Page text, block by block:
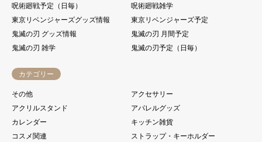
呪術廻戦予定（日毎）
呪術廻戦雑学
東京リベンジャーズグッズ情報
東京リベンジャーズ予定
鬼滅の刃 グッズ情報
鬼滅の刃 月間予定
鬼滅の刃 雑学
鬼滅の刃予定（日毎）
カテゴリー
その他
アクセサリー
アクリルスタンド
アパレルグッズ
カレンダー
キッチン雑貨
コスメ関連
ストラップ・キーホルダー